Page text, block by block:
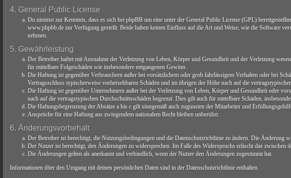
4. General Public License
Du nimmst zur Kenntnis, dass es sich bei phpBB um eine unter der General Public License (GPL)
www.phpbb.de zur Verfügung gestellt. Beide haben keinen Einfluss auf die Art und Weise, wie die Software
nehmen.
5. Gewährleistung
Der Betreiber haftet mit Ausnahme der Verletzung von Leben, Körper und Gesundheit und der Verletzung
für mittelbare Folgeschäden wie insbesondere entgangenen Gewinn.
Die Haftung ist gegenüber Verbrauchern außer bei vorsätzlichem oder grob fahrlässigem Verhalten oder bei
Vertragsschluss typischerweise vorhersehbaren Schäden und im übrigen der Höhe nach auf die
Die Haftung ist gegenüber Unternehmern außer bei der Verletzung von Leben, Körper und Gesundheit oder
nach auf die vertragstypischen Durchschnittsschäden begrenzt. Dies gilt auch für mittelbare Schäden,
Die Haftungsbegrenzung der Absätze a bis c gilt sinngemäß auch zugunsten der Mitarbeiter und
Ansprüche für eine Haftung aus zwingendem nationalem Recht bleiben unberührt.
6. Änderungsvorbehalt
Der Betreiber ist berechtigt, die Nutzungsbedingungen und die Datenschutzrichtlinie zu ändern. Die Änderung
Der Nutzer ist berechtigt, den Änderungen zu widersprechen. Im Falle des Widerspruchs erlischt das
Die Änderungen gelten als anerkannt und verbindlich, wenn der Nutzer den Änderungen zugestimmt hat.
Informationen über den Umgang mit deinen persönlichen Daten sind in der Datenschutzrichtlinie enthalten.